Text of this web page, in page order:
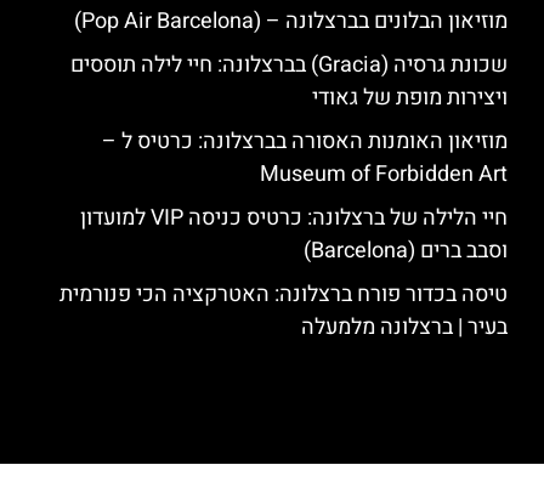
מוזיאון הבלונים בברצלונה – (Pop Air Barcelona)
שכונת גרסיה (Gracia) בברצלונה: חיי לילה תוססים
ויצירות מופת של גאודי
מוזיאון האומנות האסורה בברצלונה: כרטיס ל –
Museum of Forbidden Art
חיי הלילה של ברצלונה: כרטיס כניסה VIP למועדון
וסבב ברים (Barcelona)
טיסה בכדור פורח ברצלונה: האטרקציה הכי פנורמית
בעיר | ברצלונה מלמעלה